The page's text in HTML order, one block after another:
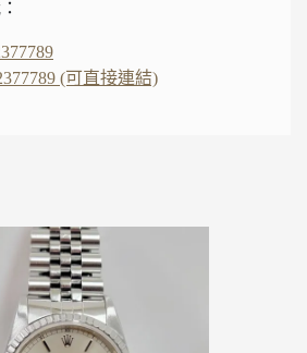
(可直接連結)